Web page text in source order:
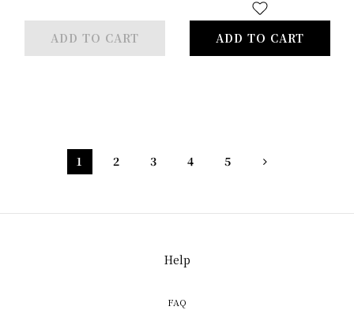
ADD TO CART ADD TO CART
1 2 3 4 5
Help
FAQ